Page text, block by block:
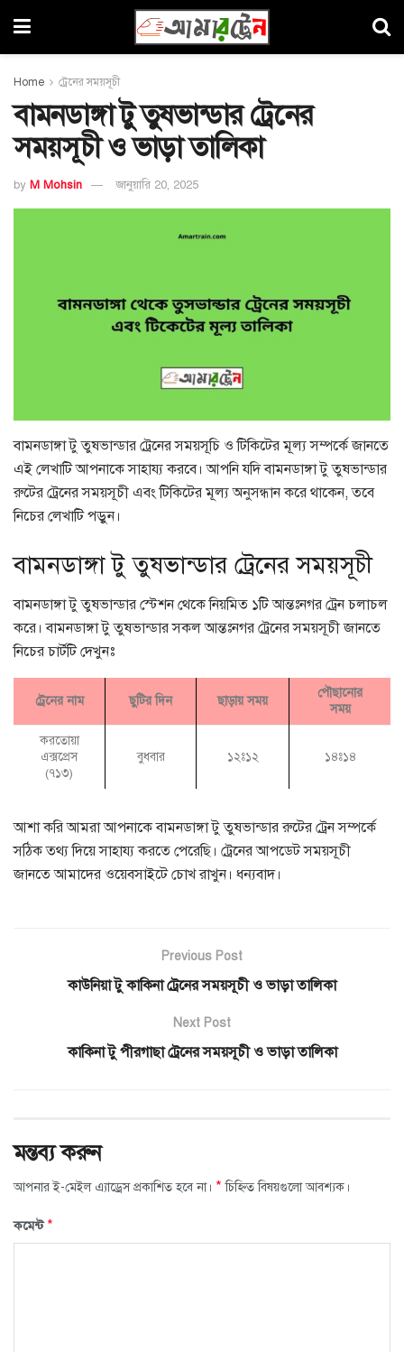
Home ট্রেনের সময়সূচী
বামনডাঙ্গা টু তুষভান্ডার ট্রেনের
সময়সূচী ও ভাড়া তালিকা
by M Mohsin জানুয়ারি 20, 2025
বামনডাঙ্গা টু তুষভান্ডার ট্রেনের সময়সূচি ও টিকিটের মূল্য সম্পর্কে জানতে
এই লেখাটি আপনাকে সাহায্য করবে। আপনি যদি বামনডাঙ্গা টু তুষভান্ডার
রুটের ট্রেনের সময়সূচী এবং টিকিটের মূল্য অনুসন্ধান করে থাকেন, তবে
নিচের লেখাটি পড়ুন।
বামনডাঙ্গা টু তুষভান্ডার ট্রেনের সময়সূচী
বামনডাঙ্গা টু তুষভান্ডার স্টেশন থেকে নিয়মিত ১টি আন্তঃনগর ট্রেন চলাচল
করে। বামনডাঙ্গা টু তুষভান্ডার সকল আন্তঃনগর ট্রেনের সময়সূচী জানতে
নিচের চার্টটি দেখুনঃ
ট্রেনের নাম ছুটির দিন ছাড়ায় সময়
পৌছানোর
সময়
করতোয়া
এক্সপ্রেস
(৭১৩)
বুধবার ১২ঃ১২ ১৪ঃ১৪
আশা করি আমরা আপনাকে বামনডাঙ্গা টু তুষভান্ডার রুটের ট্রেন সম্পর্কে
সঠিক তথ্য দিয়ে সাহায্য করতে পেরেছি। ট্রেনের আপডেট সময়সূচী
জানতে আমাদের ওয়েবসাইটে চোখ রাখুন। ধন্যবাদ।
Previous Post
কাউনিয়া টু কাকিনা ট্রেনের সময়সূচী ও ভাড়া তালিকা
Next Post
কাকিনা টু পীরগাছা ট্রেনের সময়সূচী ও ভাড়া তালিকা
মন্তব্য করুন
আপনার ই-মেইল এ্যাড্রেস প্রকাশিত হবে না। * চিহ্নিত বিষয়গুলো আবশ্যক।
কমেন্ট*